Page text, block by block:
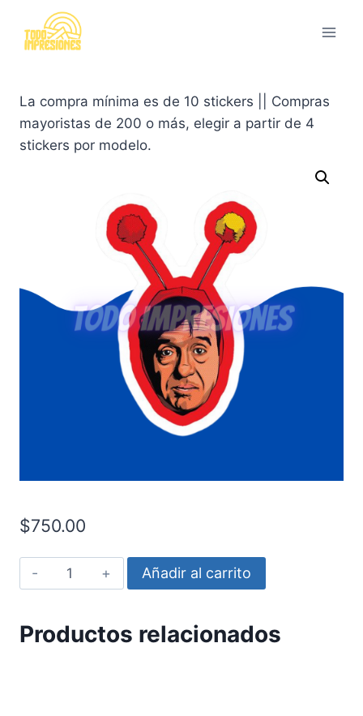
contenido
La compra mínima es de 10 stickers || Compras
mayoristas de 200 o más, elegir a partir de 4
stickers por modelo.
$750.00
Chapulin
cantidad
Añadir al carrito
Productos relacionados